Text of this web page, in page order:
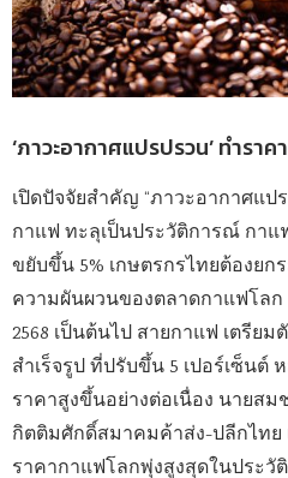
‘ภาวะอากาศแปรปรวน’ ทำรา
เปิดปัจจัยสำคัญ “ภาวะอากาศแป
กาแฟ ทะลุเป็นประวัติการณ์ กาแ
ขยับขึ้น 5% เกษตรกรไทยต้องย
ความผันผวนของตลาดกาแฟโล
2568 เป็นต้นไป สายกาแฟ เตรีย
สำเร็จรูป ที่ปรับขึ้น 5 เปอร์เซ็นต์
ราคาสูงขึ้นอย่างต่อเนื่อง นายส
กิตติมศักดิ์สมาคมค้าส่ง-ปลีกไทย
ราคากาแฟโลกพุ่งสูงสุดในประวั